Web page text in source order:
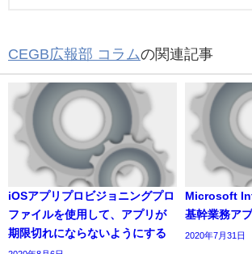
CEGB広報部 コラムの関連記事
iOSアプリプロビジョニングプロ
ファイルを使用して、アプリが
期限切れにならないようにする
Microsoft
基幹業務ア
2020年7月31日